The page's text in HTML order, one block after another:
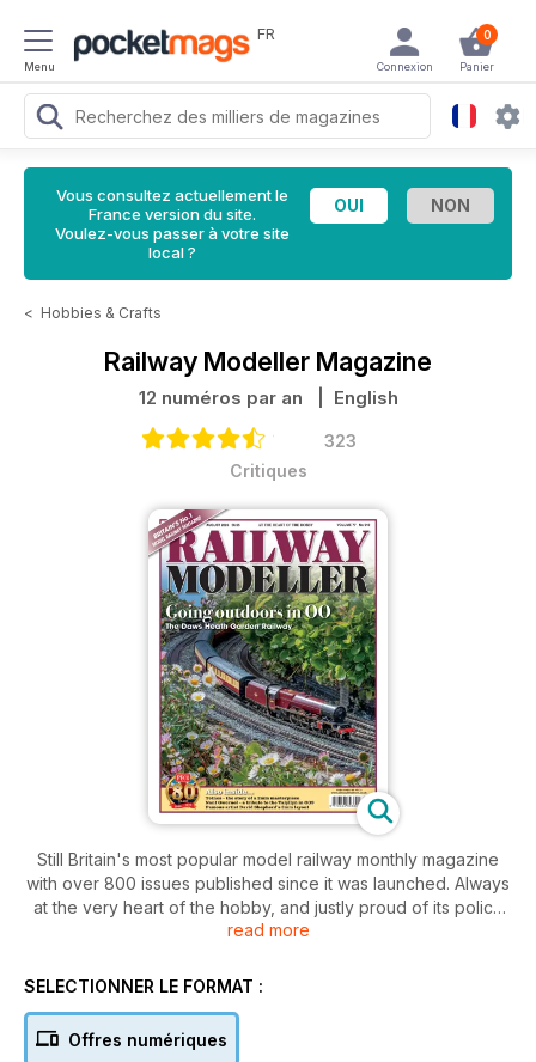
Menu
FR 0
Panier
Connexion
Vous consultez actuellement le
France version du site.
Voulez-vous passer à votre site
local ?
< Hobbies & Crafts
Railway Modeller Magazine
12 numéros par an | English
323
Critiques
Still Britain's most popular model railway monthly magazine
with over 800 issues published since it was launched. Always
at the very heart of the hobby, and justly proud of its policy
to cover all the scales and gauges and topics of interest to
alike.
· RAILWAY OF THE MONTH
read more
SELECTIONNER LE FORMAT :
Offres numériques